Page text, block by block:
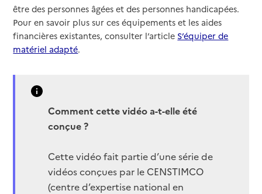
être des personnes âgées et des personnes handicapées.
Pour en savoir plus sur ces équipements et les aides
financières existantes, consulter l’article S’équiper de
matériel adapté.
Comment cette vidéo a-t-elle été
conçue ?
Cette vidéo fait partie d’une série de
vidéos conçues par le CENSTIMCO
(centre d’expertise national en